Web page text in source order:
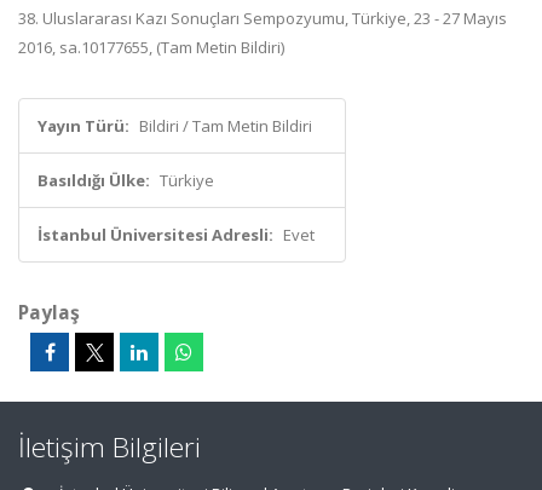
38. Uluslararası Kazı Sonuçları Sempozyumu, Türkiye, 23 - 27 Mayıs
2016, sa.10177655, (Tam Metin Bildiri)
Yayın Türü: Bildiri / Tam Metin Bildiri
Basıldığı Ülke: Türkiye
İstanbul Üniversitesi Adresli: Evet
Paylaş
İletişim Bilgileri